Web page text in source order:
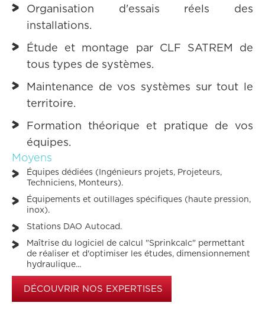
Organisation d'essais réels des
installations.
Étude et montage par CLF SATREM de
tous types de systèmes.
Maintenance de vos systèmes sur tout le
territoire.
Formation théorique et pratique de vos
équipes.
Moyens
Équipes dédiées (Ingénieurs projets, Projeteurs,
Techniciens, Monteurs).
Équipements et outillages spécifiques (haute pression,
inox).
Stations DAO Autocad.
Maîtrise du logiciel de calcul "Sprinkcalc" permettant
de réaliser et d'optimiser les études, dimensionnement
hydraulique...
DÉCOUVRIR NOS EXPERTISES